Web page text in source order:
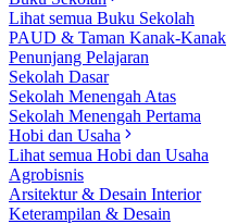
Lihat semua Buku Sekolah
PAUD & Taman Kanak-Kanak
Penunjang Pelajaran
Sekolah Dasar
Sekolah Menengah Atas
Sekolah Menengah Pertama
Hobi dan Usaha
Lihat semua Hobi dan Usaha
Agrobisnis
Arsitektur & Desain Interior
Keterampilan & Desain